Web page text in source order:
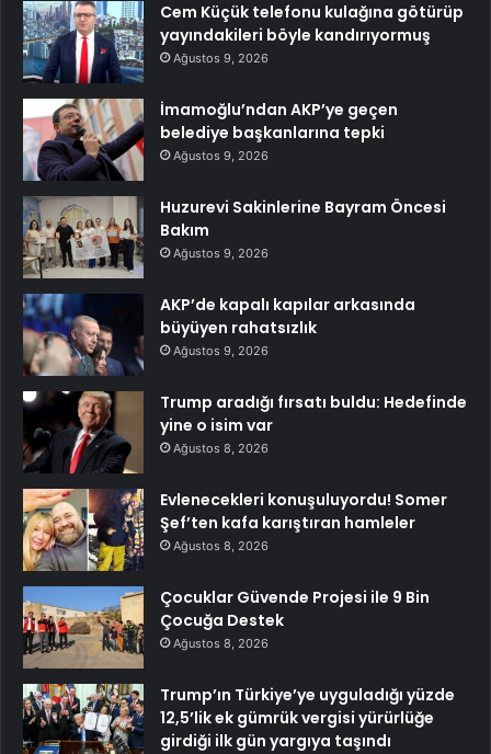
Cem Küçük telefonu kulağına götürüp
yayındakileri böyle kandırıyormuş
Ağustos 9, 2026
İmamoğlu’ndan AKP’ye geçen
belediye başkanlarına tepki
Ağustos 9, 2026
Huzurevi Sakinlerine Bayram Öncesi
Bakım
Ağustos 9, 2026
AKP’de kapalı kapılar arkasında
büyüyen rahatsızlık
Ağustos 9, 2026
Trump aradığı fırsatı buldu: Hedefinde
yine o isim var
Ağustos 8, 2026
Evlenecekleri konuşuluyordu! Somer
Şef’ten kafa karıştıran hamleler
Ağustos 8, 2026
Çocuklar Güvende Projesi ile 9 Bin
Çocuğa Destek
Ağustos 8, 2026
Trump’ın Türkiye’ye uyguladığı yüzde
12,5’lik ek gümrük vergisi yürürlüğe
girdiği ilk gün yargıya taşındı